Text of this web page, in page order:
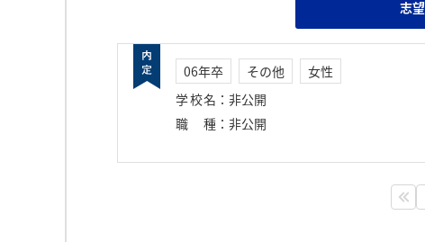
志
06年卒 その他
女性
学校名 ： 非公開
職種 ： 非公開